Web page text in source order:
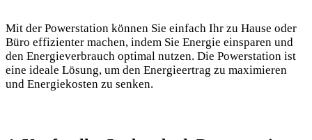
Mit der Powerstation können Sie einfach Ihr zu Hause oder
Büro effizienter machen, indem Sie Energie einsparen und
den Energieverbrauch optimal nutzen. Die Powerstation ist
eine ideale Lösung, um den Energieertrag zu maximieren
und Energiekosten zu senken.